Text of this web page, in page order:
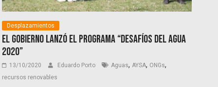
Desplazamientos
El Gobierno lanzó el programa “Desafíos del Agua
2020”
13/10/2020 Eduardo Porto Aguas, AYSA, ONGs,
recursos renovables